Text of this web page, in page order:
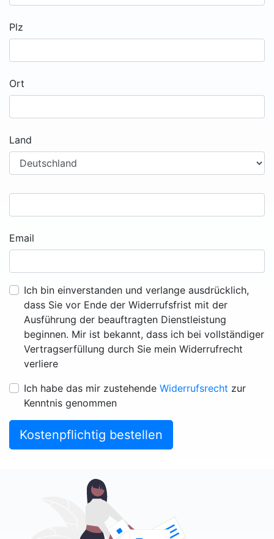
Plz
Ort
Land
Email
Ich bin einverstanden und verlange ausdrücklich,
dass Sie vor Ende der Widerrufsfrist mit der
Ausführung der beauftragten Dienstleistung
beginnen. Mir ist bekannt, dass ich bei vollständiger
Vertragserfüllung durch Sie mein Widerrufrecht
verliere
Ich habe das mir zustehende Widerrufsrecht zur
Kenntnis genommen
Kostenpflichtig bestellen